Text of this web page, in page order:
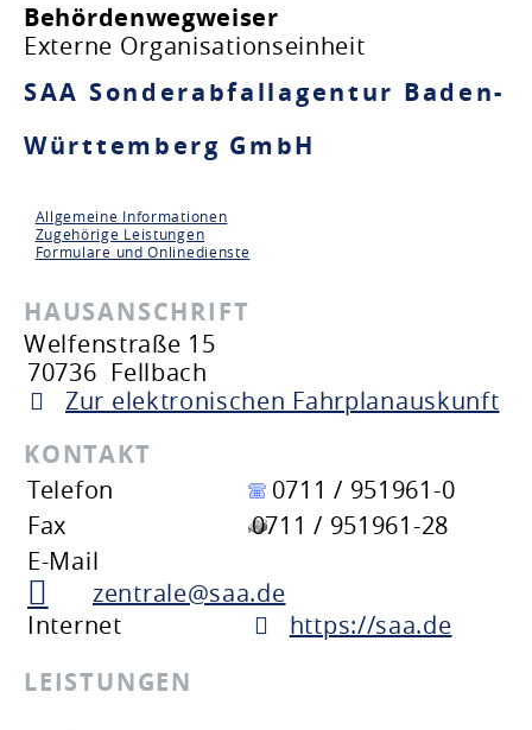
Behördenwegweiser
Externe Organisationseinheit
SAA Sonderabfallagentur Baden-
Württemberg GmbH
Allgemeine Informationen
Zugehörige Leistungen
Formulare und Onlinedienste
HAUSANSCHRIFT
Welfenstraße 15
70736 Fellbach
Zur elektronischen Fahrplanauskunft
KONTAKT
Telefon
0711 / 951961-0
Fax
0711 / 951961-28
E-Mail
zentrale@saa.de
Internet
https://saa.de
LEISTUNGEN